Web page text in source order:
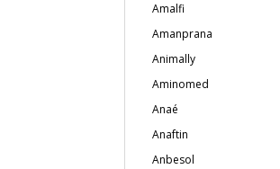
Amalfi
Amanprana
Animally
Aminomed
Anaé
Anaftin
Anbesol